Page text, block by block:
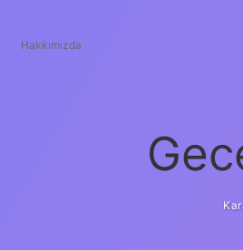
Hakkımızda